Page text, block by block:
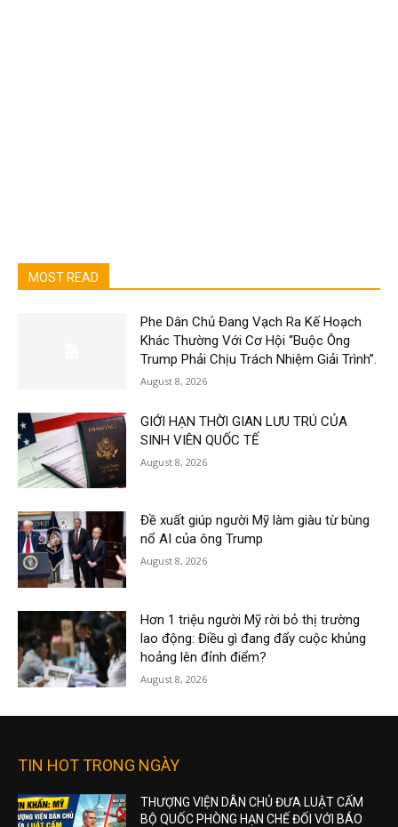
MOST READ
Phe Dân Chủ Đang Vạch Ra Kế Hoạch
Khác Thường Với Cơ Hội “Buộc Ông
Trump Phải Chịu Trách Nhiệm Giải Trình”.
August 8, 2026
GIỚI HẠN THỜI GIAN LƯU TRÚ CỦA
SINH VIÊN QUỐC TẾ
August 8, 2026
Đề xuất giúp người Mỹ làm giàu từ bùng
nổ AI của ông Trump
August 8, 2026
Hơn 1 triệu người Mỹ rời bỏ thị trường
lao động: Điều gì đang đẩy cuộc khủng
hoảng lên đỉnh điểm?
August 8, 2026
TIN HOT TRONG NGÀY
THƯỢNG VIỆN DÂN CHỦ ĐƯA LUẬT CẤM
BỘ QUỐC PHÒNG HẠN CHẾ ĐỐI VỚI BÁO